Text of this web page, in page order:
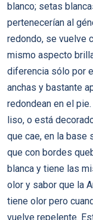
blanco; setas
pertenecerían al
redondo, se vuelve
mismo aspecto
diferencia sólo por
anchas y bastante
redondean en el
liso, o está
que cae, en la base
que con bordes
blanca y tiene las
olor y sabor que la
tiene olor pero
vuelve repelente.